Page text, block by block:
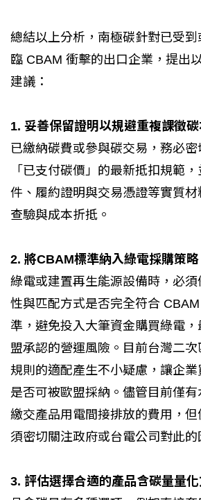
總結以上分析，南極碳針對已受到
臨 CBAM 衝擊的出口企業，提出
建議：
1. 妥善保留證明以規避重複課徵碳
已繳納碳費或參與碳交易，務必
「已支付碳價」的最新抵扣規範
件、履約證明與交易憑證等實質
查驗與成本折抵。
2. 將CBAM標準納入綠電採購策略
綠電或建置再生能源設備時，必
性與匹配方式是否完全符合
準，避免投入大筆資金購買綠電
盟承認的營運風險。目前台灣二
規則的適配產生不小疑慮，讓企
是否可被歐盟採納。儘管目前僅
繳交產品用電間接排放的費用，
須密切關注政府或台電公司對此的
3. 評估選擇合適的產品含碳量量化